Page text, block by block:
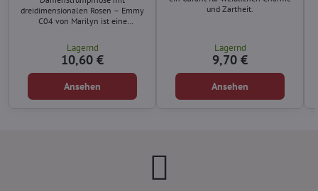
dreidimensionalen Rosen – Emmy
C04 von Marilyn ist eine
Moderne.
Lagernd
10,60 €
Ansehen
und Zartheit.
Lagernd
9,70 €
Ansehen